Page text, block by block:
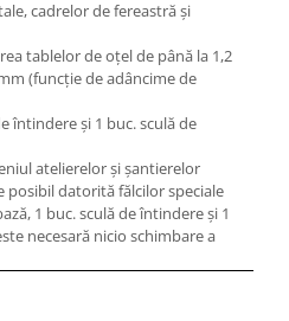
cadrelor de fereastră şi
tablelor de oţel de până la 1,2
(funcţie de adâncime de
întindere şi 1 buc. sculă de
atelierelor şi şantierelor
posibil datorită fălcilor speciale
1 buc. sculă de întindere şi 1
necesară nicio schimbare a